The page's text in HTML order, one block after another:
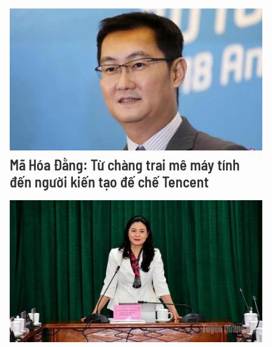
Mã Hóa Đằng: Từ chàng trai mê máy tính
đến người kiến tạo đế chế Tencent